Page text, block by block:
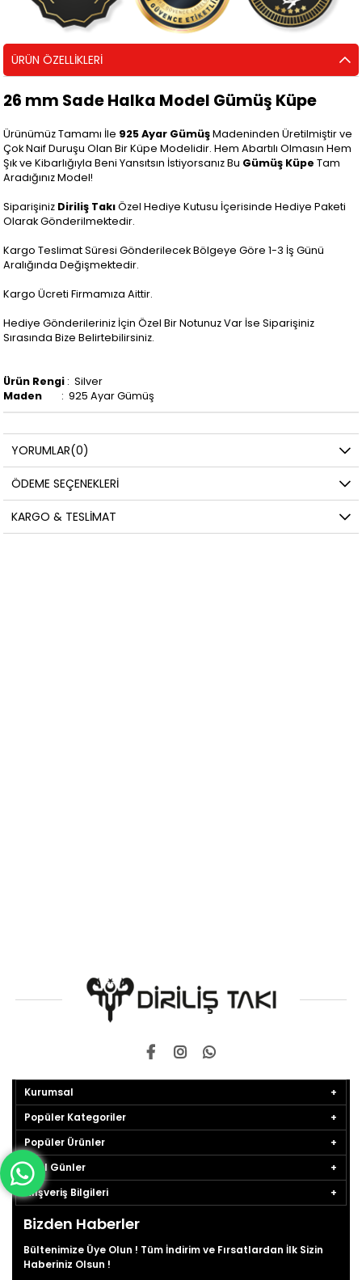
ÜRÜN ÖZELLIKLERI
26 mm Sade Halka Model Gümüş Küpe
Ürünümüz Tamamı İle 925 Ayar GümüşMadeninden Üretilmiştir ve
Çok Naif Duruşu Olan Bir Küpe Modelidir. Hem Abartılı Olmasın Hem
Şık ve Kibarlığıyla Beni Yansıtsın İstiyorsanız Bu Gümüş Küpe Tam
Aradığınız Model!
Siparişiniz Diriliş TakıÖzel Hediye Kutusu İçerisinde Hediye Paketi
Olarak Gönderilmektedir.
Kargo Teslimat Süresi Gönderilecek Bölgeye Göre 1-3 İş Günü
Aralığında Değişmektedir.
Kargo Ücreti Firmamıza Aittir.
Hediye Gönderileriniz İçin Özel Bir Notunuz Var İse Siparişiniz
Sırasında Bize Belirtebilirsiniz.
Ürün Rengi : Silver
Maden
: 925 Ayar Gümüş
YORUMLAR(0)
ÖDEME SEÇENEKLERI
KARGO & TESLIMAT
Kurumsal
Popüler Kategoriler
Popüler Ürünler
Özel Günler
Alışveriş Bilgileri
Bizden Haberler
Bültenimize Üye Olun ! Tüm İndirim ve Fırsatlardan İlk Sizin
Haberiniz Olsun !